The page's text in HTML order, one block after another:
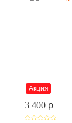
Акция
3 400 p